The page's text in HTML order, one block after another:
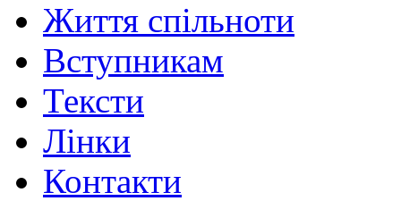
Життя спільноти
Вступникам
Тексти
Лінки
Контакти